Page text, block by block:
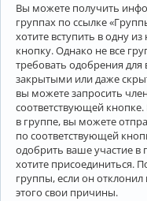
Вы можете получить
группах по ссылке
хотите вступить в одну
кнопку. Однако не все
требовать одобрения для
закрытыми или даже
вы можете запросить
соответствующей кнопке.
в группе, вы можете
по соответствующей
одобрить ваше участие в
хотите присоединиться.
группы, если он
этого свои причины.